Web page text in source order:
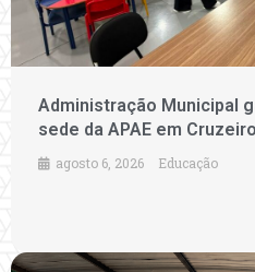
Administração Municipal
sede da APAE em
agosto 6, 2026 Educação